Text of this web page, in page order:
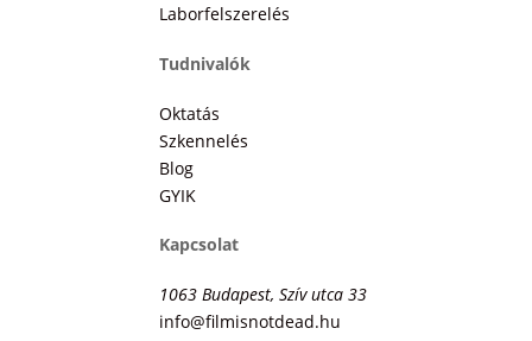
Laborfelszerelés
Tudnivalók
Oktatás
Szkennelés
Blog
GYIK
Kapcsolat
1063 Budapest, Szív utca 33
info@filmisnotdead.hu